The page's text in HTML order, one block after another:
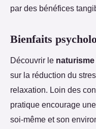
par des bénéfices
Bienfaits
Découvrir le naturisme
sur la réduction du
relaxation. Loin des
pratique encourage
soi-même et son